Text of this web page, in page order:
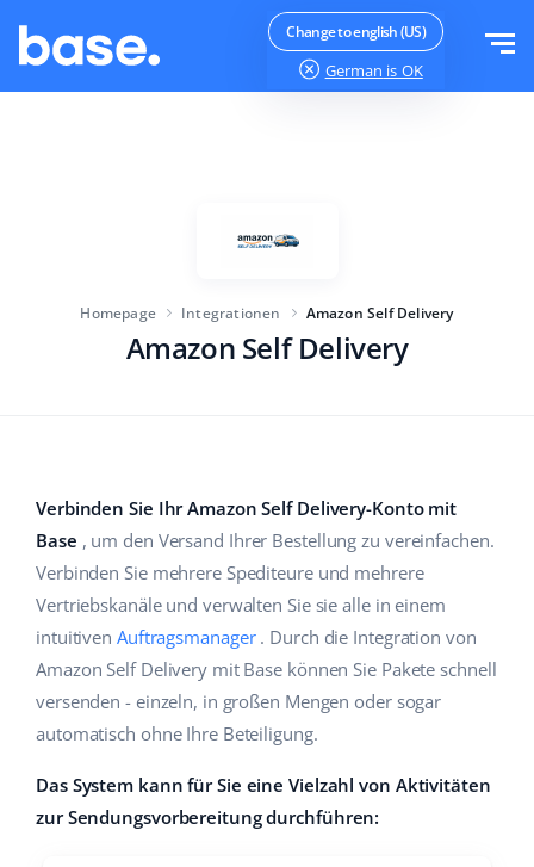
Change to english (US)
German is OK
Funktionen
Marktplatz-Manager
Workflow-Automatisierung
Versandmanagement
Preisautomatisierung
KI für E-Commerce
Größe des Unternehmens
Für E-Commerce-Startups
Haus & Garten
Produkte für Kinder
Elektronik
Autoteile
Health & Beauty
Hilfe
Akademie
Marketplace Ebook
Blog
Dienstleistungen
Deutsch
english (US)
english (GB)
english (IN)
čeština
deutsch
Ελληνικά
Anmelden
Homepage Integrationen Amazon Self Delivery
Amazon Self Delivery
Verbinden Sie Ihr Amazon Self Delivery-Konto mit
Base , um den Versand Ihrer Bestellung zu vereinfachen.
Verbinden Sie mehrere Spediteure und mehrere
Vertriebskanäle und verwalten Sie sie alle in einem
intuitiven Auftragsmanager. Durch die Integration von
Amazon Self Delivery mit Base können Sie Pakete schnell
versenden - einzeln, in großen Mengen oder sogar
automatisch ohne Ihre Beteiligung.
Das System kann für Sie eine Vielzahl von Aktivitäten
zur Sendungsvorbereitung durchführen: